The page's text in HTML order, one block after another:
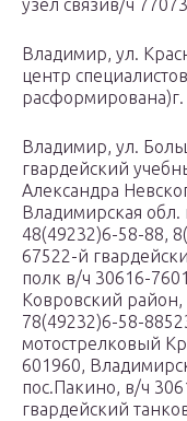
узел связив/ч
Владимир, ул.
центр
расформирована)г.
Владимир, ул.
гвардейский
Александра
Владимирская обл.
48(49232)6-58-88,
67522-й
полк в/ч 30616-
Ковровский
78(49232)6-58-
мотострелковый
601960,
пос.Пакино, в/ч
гвардейский